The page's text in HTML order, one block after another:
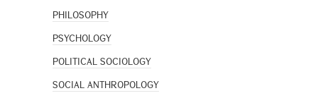
PHILOSOPHY
PSYCHOLOGY
POLITICAL SOCIOLOGY
SOCIAL ANTHROPOLOGY